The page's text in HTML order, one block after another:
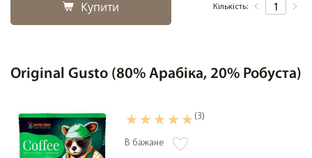
Купити Кількість:
Original Gusto (80% Арабіка, 20% Робуста)
(3)
В бажане